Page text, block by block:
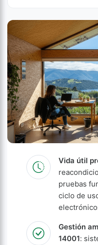
Vida útil
pruebas
ciclo de
Gestión
14001: